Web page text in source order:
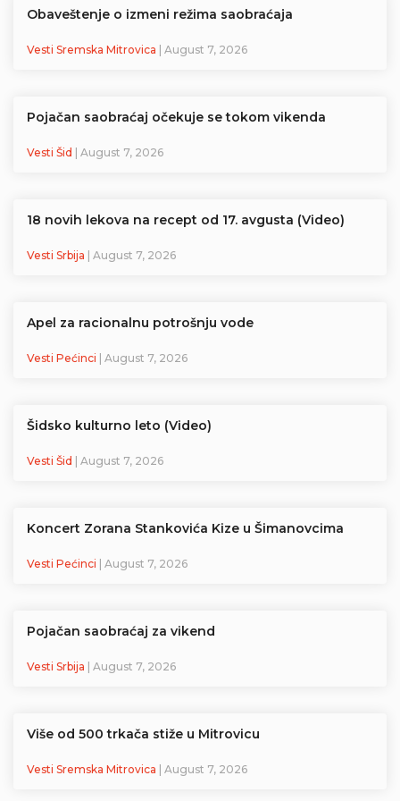
Obaveštenje o izmeni režima saobraćaja
Vesti Sremska Mitrovica | August 7, 2026
Pojačan saobraćaj očekuje se tokom vikenda
Vesti Šid | August 7, 2026
18 novih lekova na recept od 17. avgusta (Video)
Vesti Srbija | August 7, 2026
Apel za racionalnu potrošnju vode
Vesti Pećinci | August 7, 2026
Šidsko kulturno leto (Video)
Vesti Šid | August 7, 2026
Koncert Zorana Stankovića Kize u Šimanovcima
Vesti Pećinci | August 7, 2026
Pojačan saobraćaj za vikend
Vesti Srbija | August 7, 2026
Više od 500 trkača stiže u Mitrovicu
Vesti Sremska Mitrovica | August 7, 2026